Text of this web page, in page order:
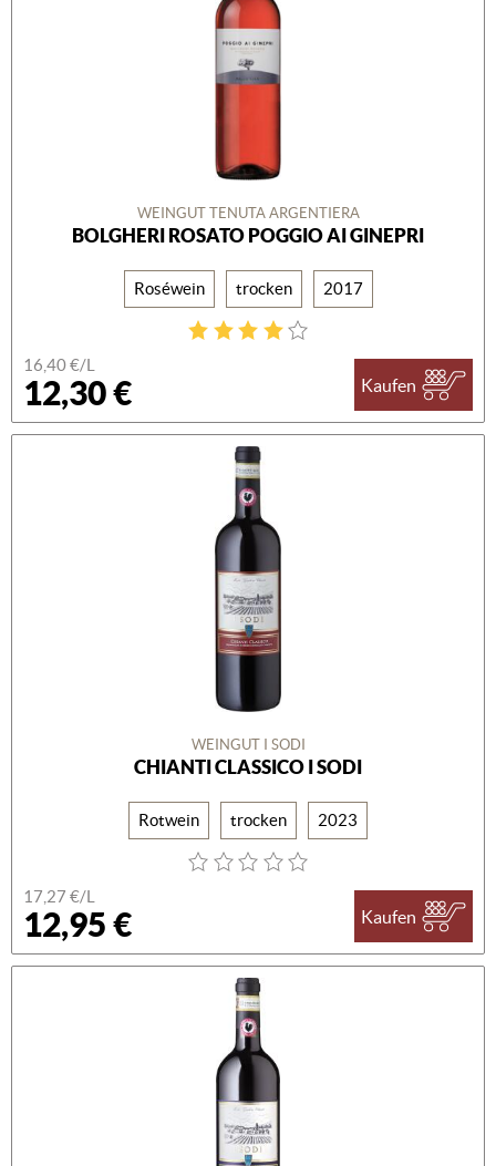
WEINGUT TENUTA ARGENTIERA
BOLGHERI ROSATO POGGIO AI GINEPRI
Roséwein trocken 2017
16,40 €/L
12,30 € Kaufen
WEINGUT I SODI
CHIANTI CLASSICO I SODI
Rotwein trocken 2023
17,27 €/L
12,95 € Kaufen